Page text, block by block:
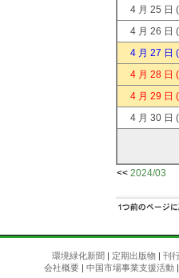
4 月 25 日
4 月 26 日
4 月 27 日
4 月 28 日
4 月 29 日
4 月 30 日
<< 2024/03
環境緑化新聞 | 定期出版物| 刊
会社概要 | 中国市場事業支援活動 |